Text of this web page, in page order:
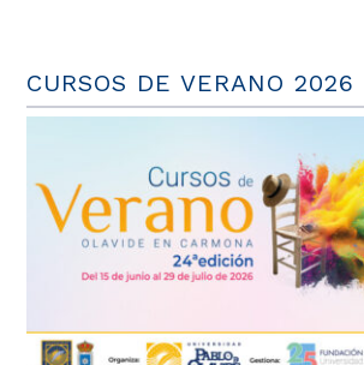
CURSOS DE VERANO 2026